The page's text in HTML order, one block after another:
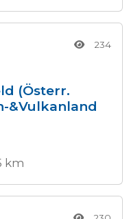
234
(Österr.
&Vulkanland
km